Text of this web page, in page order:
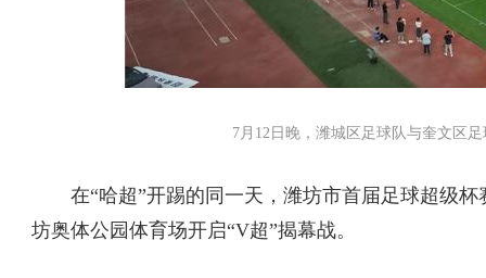
7月12日晚，潍城区足球队与奎文区足
在“哈超”开踢的同一天，潍坊市首届足球超级杯
坊奥体公园体育场开启“V超”揭幕战。